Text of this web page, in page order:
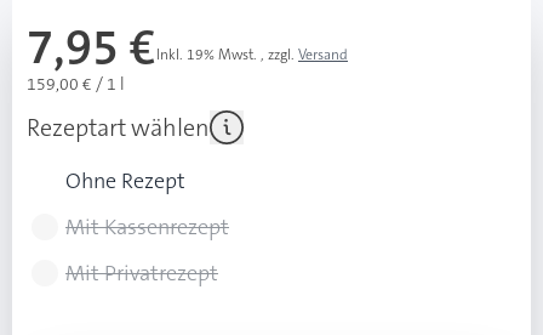
7,95 €Inkl. 19% Mwst. , zzgl. Versand
159,00 € / 1 l
Rezeptart wählen
Ohne Rezept
Mit Kassenrezept
Mit Privatrezept